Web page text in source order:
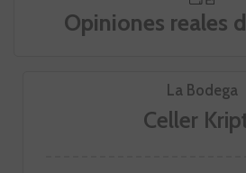
La Bodega
Celler
Opiniones reales